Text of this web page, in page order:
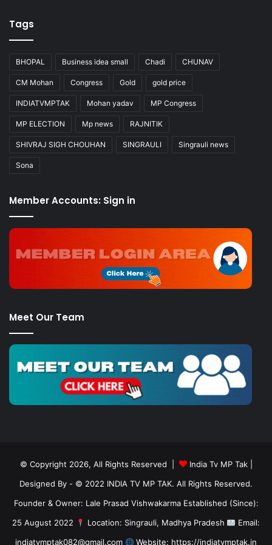
Tags
BHOPAL Business idea small Chadi CHUNAV
CM Mohan Congress Gold gold price
INDIATVMPTAK Mohan yadav MP Congress
MP ELECTION Mp news RAJNITIK
SHIVRAJ SIGH CHOUHAN SINGRAULI Singrauli news
Sona
Member Accounts: Sign in
Meet Our Team
© Copyright 2026, All Rights Reserved | India Tv MP Tak|
Designed By - © 2022 INDIA TV MP TAK. All Rights Reserved.
Founder & Owner: Lale Prasad Vishwakarma Established (Since):
25 August 2022
Location: Singrauli, Madhya Pradesh
Email:
indiatvmptak082@gmail.com
Website: https://indiatvmptak.in